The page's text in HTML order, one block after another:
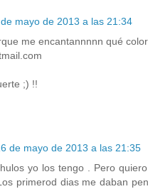
mayo de 2013 a las 21:34
me encantannnnn qué
;) !!
de mayo de 2013 a las 21:35
yo los tengo . Pero
primerod dias me daban